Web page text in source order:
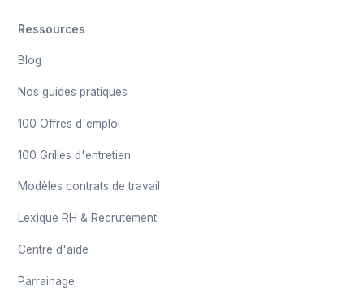
Ressources
Blog
Nos guides pratiques
100 Offres d'emploi
100 Grilles d'entretien
Modèles contrats de travail
Lexique RH & Recrutement
Centre d'aide
Parrainage